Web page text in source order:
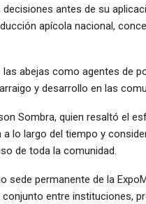
antes de su
apícola nacional,
abejas como agentes de
y desarrollo en las
Sombra, quien resaltó el
lo largo del tiempo y
de toda la comunidad.
sede permanente de la
entre instituciones,